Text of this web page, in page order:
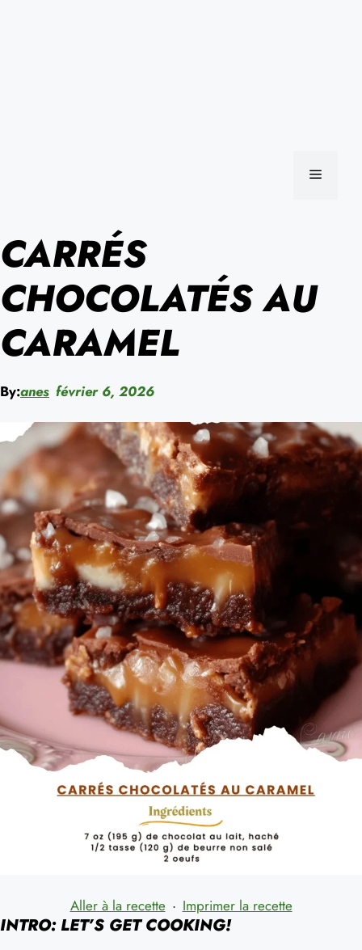
MENU
CARRÉS
CHOCOLATÉS AU
CARAMEL
By:anes février 6, 2026
Aller à la recette · Imprimer la recette
INTRO: LET’S GET COOKING!